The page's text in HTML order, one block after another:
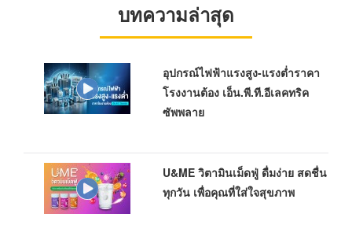
บทความล่าสุด
อุปกรณ์ไฟฟ้าแรงสูง-แรงต่ำราคา
โรงงานต้อง เอ็น.พี.ที.อีเลคทริค
ซัพพลาย
U&ME วิตามินเม็ดฟู่ ดื่มง่าย สดชื่น
ทุกวัน เพื่อคุณที่ใส่ใจสุขภาพ